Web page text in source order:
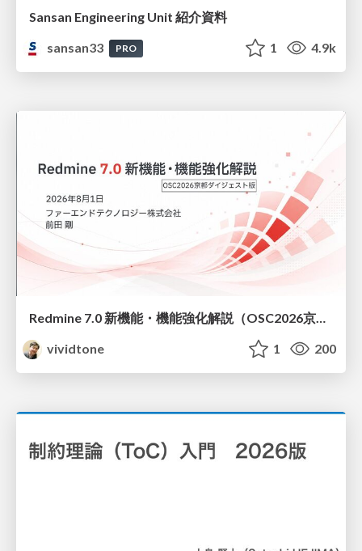
Sansan Engineering Unit 紹介資料
sansan33
PRO 1 4.9k
Redmine 7.0 新機能・機能強化解説（OSC2026京都ダイジェスト版）
vividtone
1 200